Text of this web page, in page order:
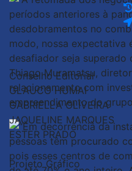
Conselho Editorial
GLAUCO HUMAI
GABRIELLA OLIVEIRA
JAQUELINE MARQUES
ESTER PRADO
Projeto Gráfico